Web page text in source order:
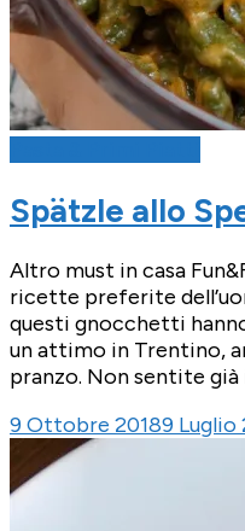
Spätzle allo
Altro must in casa
ricette preferite
questi gnocchetti
un attimo in Trentino,
pranzo. Non sentite
9 Ottobre 20189 Luglio